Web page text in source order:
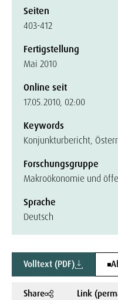
Seiten
403-412
Fertigstellung
Mai 2010
Online seit
17.05.2010, 02:00
Keywords
Konjunkturbericht,
Forschungsgruppe
Makroökonomie und
Sprache
Deutsch
Volltext (PDF)
Share Link